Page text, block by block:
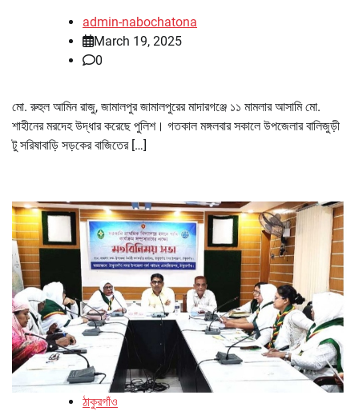
admin-nabochatona
March 19, 2025
0
মো. রুহুল আমিন রাজু, জামালপুর জামালপুরের মাদারগঞ্জে ১১ মামলার আসামি মো.
শাহীনের মরদেহ উদ্ধার করেছে পুলিশ। গতকাল মঙ্গলবার সকালে উপজেলার বালিজুড়ী
টু সরিষাবাড়ি সড়কের বাজিতের […]
ঠাকুরগাঁও